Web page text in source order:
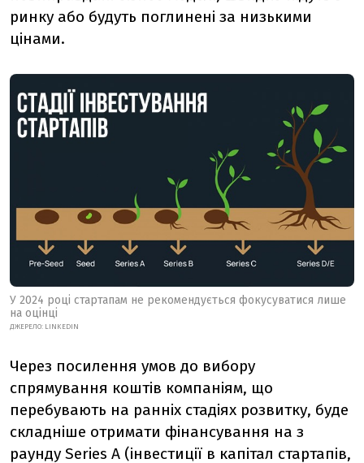
ринку або будуть поглинені за низькими
цінами.
У 2024 році стартапам не рекомендується фокусуватися лише
на оцінці
ДЖЕРЕЛО: LINKEDIN
Через посилення умов до вибору
спрямування коштів компаніям, що
перебувають на ранніх стадіях розвитку, буде
складніше отримати фінансування на з
раунду Series A (інвестиції в капітал стартапів,